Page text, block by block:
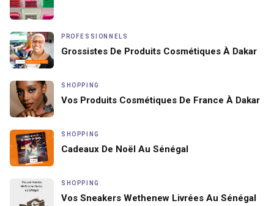
PROFESSIONNELS
Grossistes De Produits Cosmétiques À Dakar
SHOPPING
Vos Produits Cosmétiques De France À Dakar
SHOPPING
Cadeaux De Noël Au Sénégal
SHOPPING
Vos Sneakers Wethenew Livrées Au Sénégal